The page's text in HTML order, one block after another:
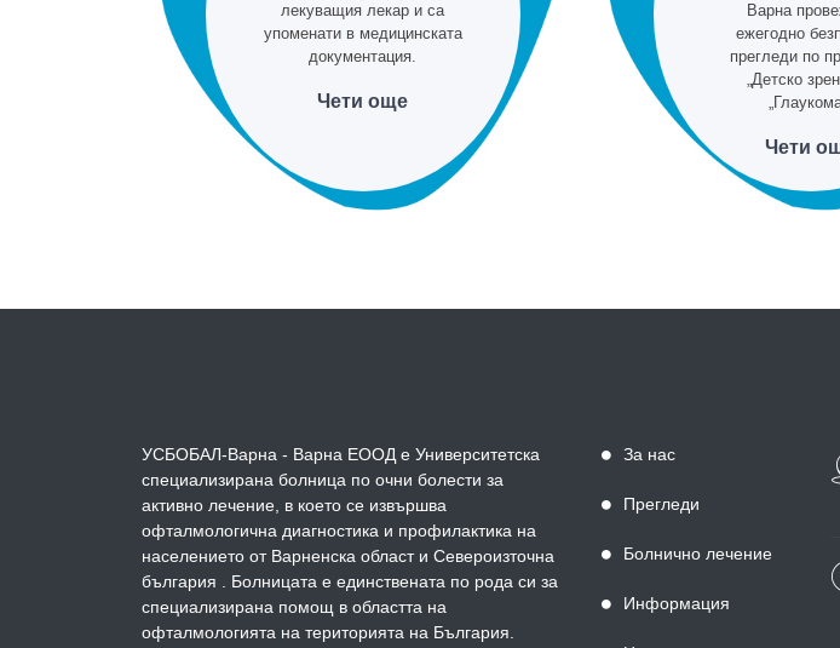
лекуващия лекар и са
упоменати в медицинската
документация.
Чети още
Варна
ежегодно
прегледи по
„Детско
Чети
УСБОБАЛ-Варна - Варна ЕООД е Университетска
специализирана болница по очни болести за
активно лечение, в което се извършва
офталмологична диагностика и профилактика на
населението от Варненска област и Североизточна
българия . Болницата е единствената по рода си за
специализирана помощ в областта на
офталмологията на територията на България.
За нас
Прегледи
Болнично лечение
Информация